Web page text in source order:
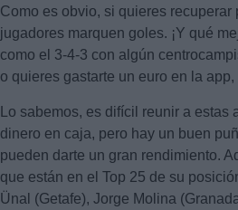
Como es obvio, si quieres
jugadores marquen goles. ¡Y qué
como el 3-4-3 con algún
o quieres gastarte un euro en la
Lo sabemos, es difícil reunir a
dinero en caja, pero hay un buen
pueden darte un gran rendimiento.
que están en el Top 25 de su
Ünal (Getafe), Jorge Molina